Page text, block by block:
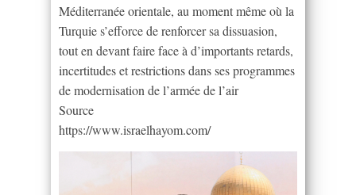
Méditerranée orientale, au moment même où la
Turquie s’efforce de renforcer sa dissuasion,
tout en devant faire face à d’importants retards,
incertitudes et restrictions dans ses programmes
de modernisation de l’armée de l’air
Source
https://www.israelhayom.com/